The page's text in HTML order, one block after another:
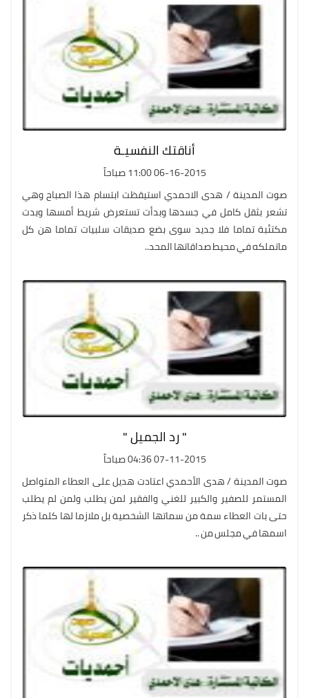
أناقتك النفسيـة
06-16-2015 11:00 صباحاً
صوت المدينة / هدى الاحمدي استيقظت ابتسام هذا الصباح وهي
تشعر بثقل كامل في جسدها وبدأت تستعرض شريط أمسها وبدت
مكتئبة تماما فلا جديد سوى بضع صديقات سلبيات تماما هن كل
ماتملكه في محيط صداقاتها المحد..
" رد الجميل "
07-11-2015 04:36 صباحاً
صوت المدينة / هدى الأحمدي اعتادت هديل على العطاء المتواصل
المستمر للصفير والكبير للغني والفقير لمن يطلب ولمن لم يطلب
حتى بات العطاء سمة من سماتها الشخصية بل ملازما لها كلما ذكر
اسمها في مجلس من ..